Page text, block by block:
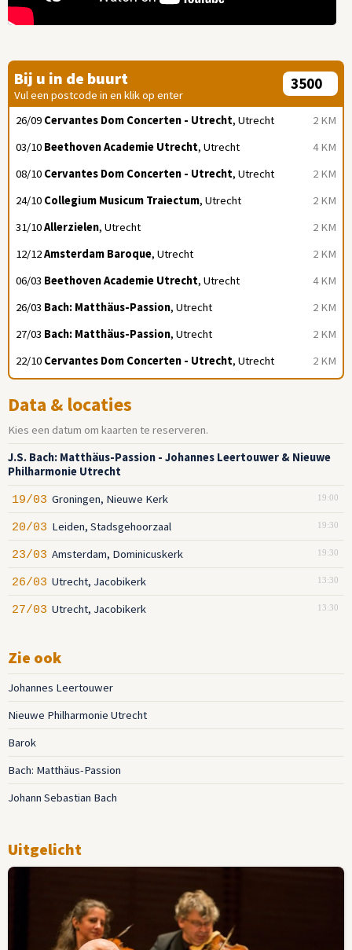
Bij u in de buurt
Vul een postcode in en klik op enter
2 KM
26/09 Cervantes Dom Concerten - Utrecht, Utrecht
4 KM
03/10 Beethoven Academie Utrecht, Utrecht
2 KM
08/10 Cervantes Dom Concerten - Utrecht, Utrecht
2 KM
24/10 Collegium Musicum Traiectum, Utrecht
2 KM
31/10Allerzielen, Utrecht
2 KM
12/12Amsterdam Baroque, Utrecht
4 KM
06/03 Beethoven Academie Utrecht, Utrecht
2 KM
26/03 Bach: Matthäus-Passion, Utrecht
2 KM
27/03 Bach: Matthäus-Passion, Utrecht
2 KM
22/10 Cervantes Dom Concerten - Utrecht, Utrecht
Data & locaties
Kies een datum om kaarten te reserveren.
J.S. Bach: Matthäus-Passion - Johannes Leertouwer & Nieuwe
Philharmonie Utrecht
19:00
19/03 Groningen, Nieuwe Kerk
19:30
20/03 Leiden, Stadsgehoorzaal
19:30
23/03 Amsterdam, Dominicuskerk
13:30
26/03 Utrecht, Jacobikerk
13:30
27/03 Utrecht, Jacobikerk
Zie ook
Johannes Leertouwer
Nieuwe Philharmonie Utrecht
Barok
Bach: Matthäus-Passion
Johann Sebastian Bach
Uitgelicht